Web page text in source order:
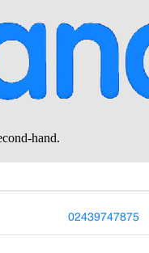
02439747875